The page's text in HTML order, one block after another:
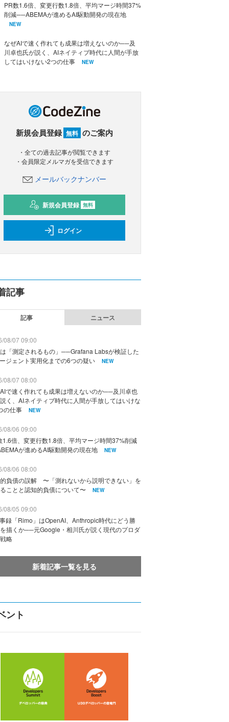
PR数1.6倍、変更行数1.8倍、平均マージ時間37%
削減──ABEMAが進めるAI駆動開発の現在地
NEW
なぜAIで速く作れても成果は増えないのか──及
川卓也氏が説く、AIネイティブ時代に人間が手放
してはいけない2つの仕事
NEW
新規会員登録 無料 のご案内
・全ての過去記事が閲覧できます
・会員限定メルマガを受信できます
メールバックナンバー
新規会員登録 無料
ログイン
記事
記事 ニュース
08/07 09:00
「測定されるもの」──Grafana Labsが検証した
ジェント実用化までの6つの疑い
NEW
08/07 08:00
で速く作れても成果は増えないのか──及川卓也
く、AIネイティブ時代に人間が手放してはいけな
の仕事
NEW
08/06 09:00
1.6倍、変更行数1.8倍、平均マージ時間37%削減
が進めるAI駆動開発の現在地
NEW
08/06 08:00
負債の誤解 〜「測れないから説明できない」を
ことと認知的負債について〜
NEW
08/05 09:00
録「Rimo」はOpenAI、Anthropic時代にどう勝
描くか──元Google・相川氏が説く現代のプロダ
略
新着記事一覧を見る
ント